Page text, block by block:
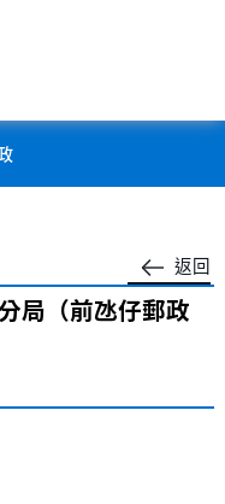
返回
局（前氹仔郵政